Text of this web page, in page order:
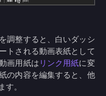
調整すると、白いダッシ
トされる動画表紙として
画用紙は リンク用紙に変
の内容を編集すると、他
す。